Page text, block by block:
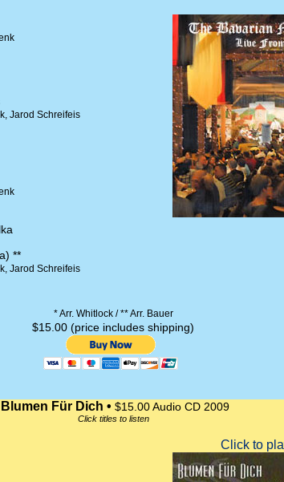
Jarod Schreifeis
**
Jarod Schreifeis
* Arr. Whitlock / ** Arr. Bauer
$15.00 (price includes shipping)
Blumen Für Dich • $15.00 Audio CD 2009
Click titles to listen